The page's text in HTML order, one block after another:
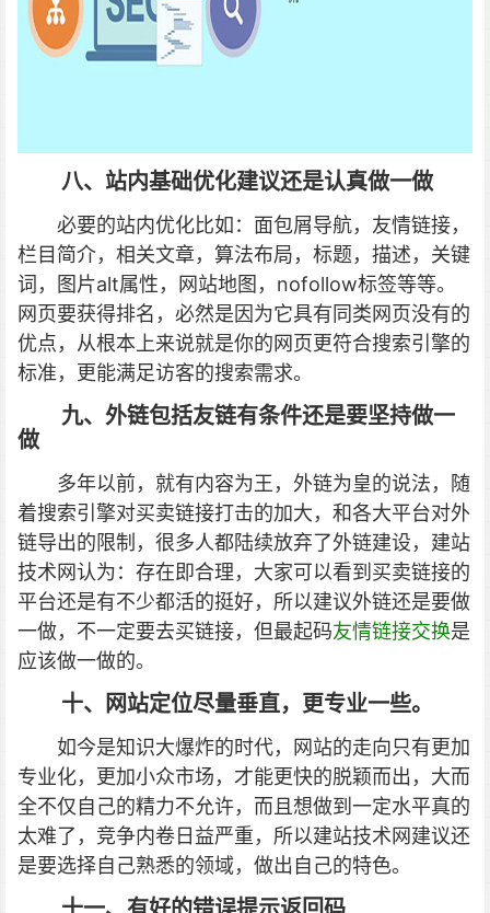
八、站内基础优化建议还是认真做一做
必要的站内优化比如：面包屑导航，友情链接，
栏目简介，相关文章，算法布局，标题，描述，关键
词，图片alt属性，网站地图，nofollow标签等等。
网页要获得排名，必然是因为它具有同类网页没有的
优点，从根本上来说就是你的网页更符合搜索引擎的
标准，更能满足访客的搜索需求。
九、外链包括友链有条件还是要坚持做一
做
多年以前，就有内容为王，外链为皇的说法，随
着搜索引擎对买卖链接打击的加大，和各大平台对外
链导出的限制，很多人都陆续放弃了外链建设，建站
技术网认为：存在即合理，大家可以看到买卖链接的
平台还是有不少都活的挺好，所以建议外链还是要做
一做，不一定要去买链接，但最起码友情链接交换是
应该做一做的。
十、网站定位尽量垂直，更专业一些。
如今是知识大爆炸的时代，网站的走向只有更加
专业化，更加小众市场，才能更快的脱颖而出，大而
全不仅自己的精力不允许，而且想做到一定水平真的
太难了，竞争内卷日益严重，所以建站技术网建议还
是要选择自己熟悉的领域，做出自己的特色。